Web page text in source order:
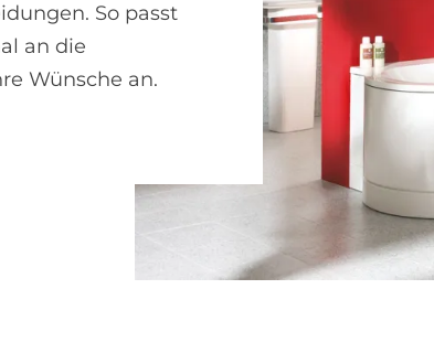
So passt
an die
Wünsche an.